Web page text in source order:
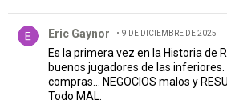
Eric Gaynor 9 DE DICIEMBRE DE 2025
Es la primera vez en la Historia de
buenos jugadores de las
compras... NEGOCIOS malos y
Todo MAL.